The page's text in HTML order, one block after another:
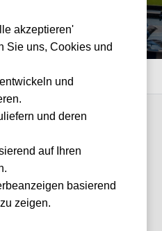
FAQ
akzeptieren'
Sie uns, Cookies und
und
und deren
auf Ihren
basierend
zeigen.